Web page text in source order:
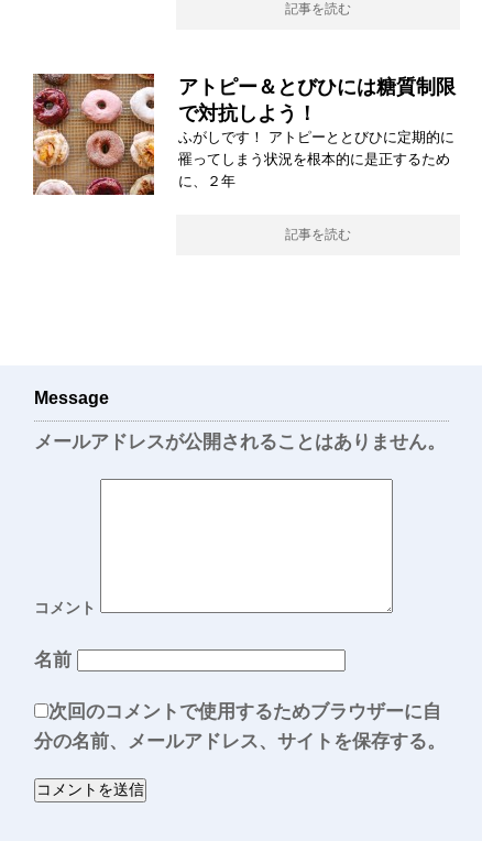
記事を読む
アトピー＆とびひには糖質制限
で対抗しよう！
ふがしです！ アトピーととびひに定期的に
罹ってしまう状況を根本的に是正するため
に、２年
記事を読む
Message
メールアドレスが公開されることはありません。
コメント
名前
次回のコメントで使用するためブラウザーに自
分の名前、メールアドレス、サイトを保存する。